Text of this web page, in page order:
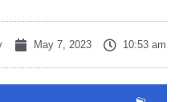
May 7, 2023 10:53 am